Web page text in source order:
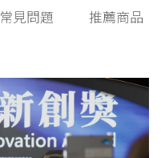
常見問題 推薦商品